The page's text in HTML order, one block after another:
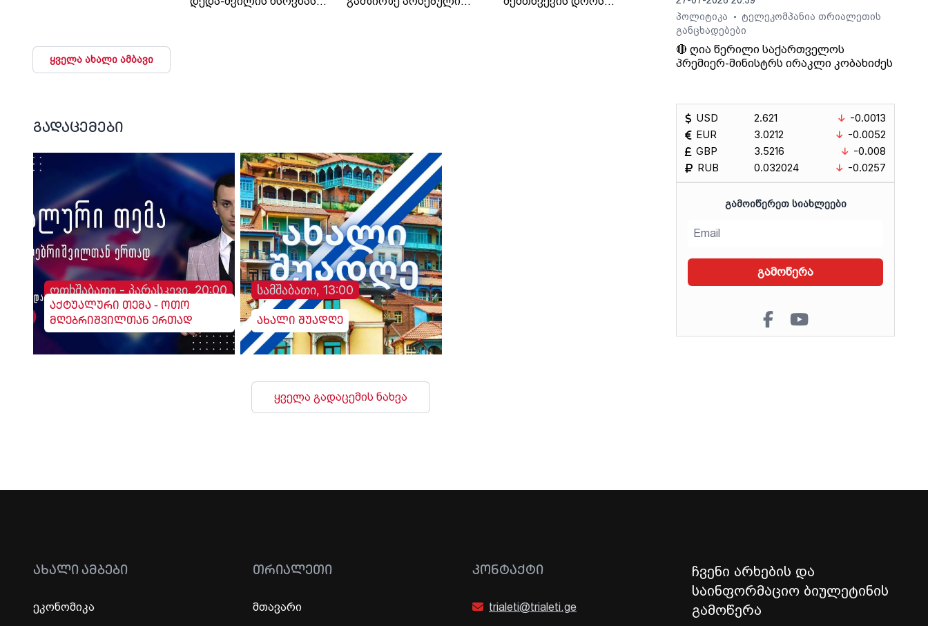
ყველა ახალი ამბავი
გადაცემები
ოთხშაბათი - პარასკევი, 20:00
აქტუალური თემა - ოთო
მღებრიშვილთან ერთად
სამშაბათი, 13:00
ახალი შუადღე
ყველა გადაცემის ნახვა
პოლიტიკა
•
ტელეკომპანია თრიალეთის
განცხადებები
🔴 ღია წერილი საქართველოს
პრემიერ-მინისტრს ირაკლი კობახიძეს
USD
EUR
GBP
RUB
2.621
3.0212
3.5216
0.032024
-0.0013
-0.0052
-0.008
-0.0257
ᲒᲐᲛᲝᲘᲬᲔᲠᲔᲗ ᲡᲘᲐᲮᲚᲔᲔᲑᲘ
გამოწერა
ᲐᲮᲐᲚᲘ ᲐᲛᲑᲔᲑᲘ
ეკონომიკა
ᲗᲠᲘᲐᲚᲔᲗᲘ
მთავარი
ᲙᲝᲜᲢᲐᲥᲢᲘ
trialeti@trialeti.ge
ჩვენი არხების და
საინფორმაციო ბიულეტინის
გამოწერა